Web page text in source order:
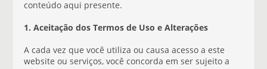
conteúdo aqui presente.
1. Aceitação dos Termos de Uso e Alterações
A cada vez que você utiliza ou causa acesso a este
website ou serviços, você concorda em ser sujeito a